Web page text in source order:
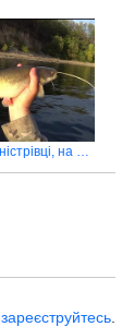
Рибалка джигом у Дністрівці, на водосховищі
зареєструйтесь